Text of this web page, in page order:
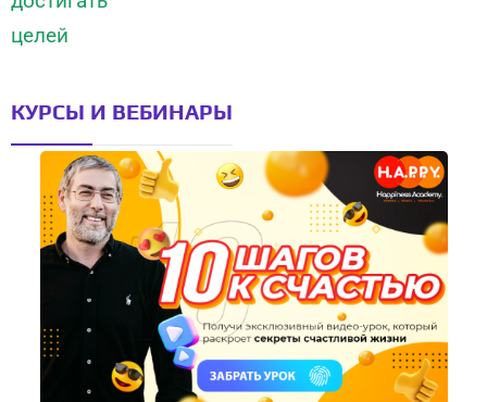
КУРСЫ И ВЕБИНАРЫ